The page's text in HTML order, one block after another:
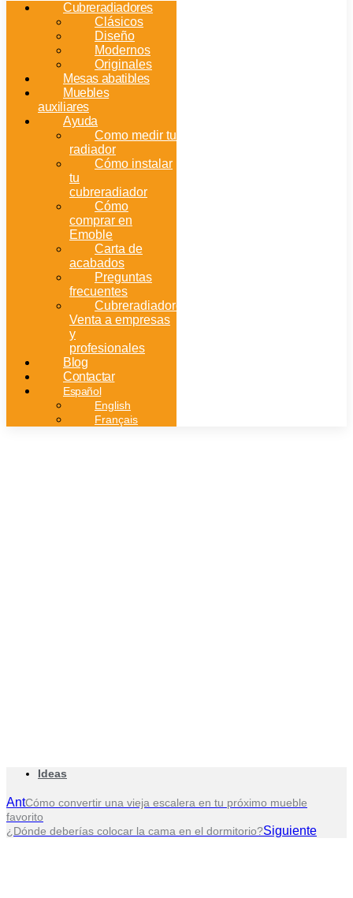
Cubreradiadores
Clásicos
Diseño
Modernos
Originales
Mesas abatibles
Muebles
auxiliares
Ayuda
Como medir tu
radiador
Cómo instalar
tu
cubreradiador
Cómo
comprar en
Emoble
Carta de
acabados
Preguntas
frecuentes
Cubreradiadores:
Venta a empresas
y
profesionales
Blog
Contactar
Español
English
Français
Ideas
AntCómo convertir una vieja escalera en tu próximo mueble
favorito
¿Dónde deberías colocar la cama en el dormitorio?Siguiente